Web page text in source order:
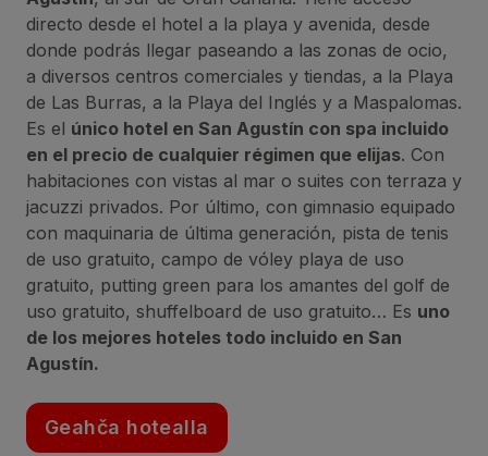
directo desde el hotel a la playa y avenida, desde
donde podrás llegar paseando a las zonas de ocio,
a diversos centros comerciales y tiendas, a la Playa
de Las Burras, a la Playa del Inglés y a Maspalomas.
Es el único hotel en San Agustín con spa incluido
en el precio de cualquier régimen que elijas. Con
habitaciones con vistas al mar o suites con terraza y
jacuzzi privados. Por último, con gimnasio equipado
con maquinaria de última generación, pista de tenis
de uso gratuito, campo de vóley playa de uso
gratuito, putting green para los amantes del golf de
uso gratuito, shuffelboard de uso gratuito… Es uno
de los mejores hoteles todo incluido en San
Agustín.
Geahča hotealla